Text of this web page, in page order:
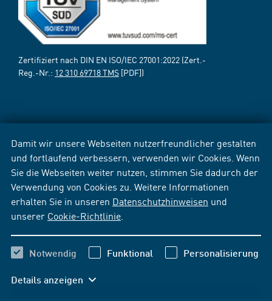
Damit wir unsere Webseiten nutzerfreundlicher gestalten
und fortlaufend verbessern, verwenden wir Cookies. Wenn
Sie die Webseiten weiter nutzen, stimmen Sie dadurch der
Verwendung von Cookies zu. Weitere Informationen
erhalten Sie in unseren Datenschutzhinweisen und
unserer Cookie-Richtlinie
Notwendig Funktional Personalisierung
Details anzeigen
Zertifiziert nach DIN EN ISO/IEC 27001:2022 (Zert.-
Reg.-Nr.: 12 310 69718 TMS [PDF])